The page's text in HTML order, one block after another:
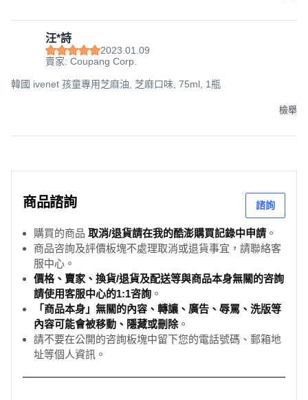
汪*詩
2023.01.09
賣家: Coupang Corp.
韓國 ivenet 孩童專用芝麻油, 芝麻口味, 75ml, 1瓶
檢舉
商品諮詢 諮詢
購買的商品 取消/退貨請在我的酷澎購買記錄中申請 。
商品咨詢及評價板塊不處理取消或退貨事宜，請聯絡客
服中心。
價格、賣家、換貨/退貨及配送等與商品本身無關的咨詢
請使用客服中心的1:1咨詢 。
「商品本身」無關的內容、轉讓、廣告、辱罵、洗版等
內容可能會被移動、隱藏或刪除。
請不要在公開的咨詢板塊中留下您的電話號碼、郵箱地
址等個人資訊。